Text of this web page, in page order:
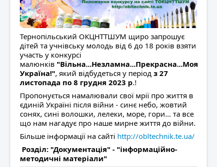
Тернопільський ОКЦНТТШУМ щиро запрошує
дітей та учнівську молодь від 6 до 18 років взяти
участь у конкурсі
малюнків "Вільна...Незламна...Прекрасна...Моя
Україна!", який відбудеться у період з 27
листопада по 8 грудня 2023 р.!
Пропонується намалювали свої мрії про життя в
єдиній Україні після війни - синє небо, жовтий
сонях, сині волошки, лелеки, море, гори… та все
що нам нагадує про наше мирне життя до війни.
Більше інформації на сайті http://obltechnik.te.ua/
Розділ: "Документація" - "інформаційно-
методичні матеріали"